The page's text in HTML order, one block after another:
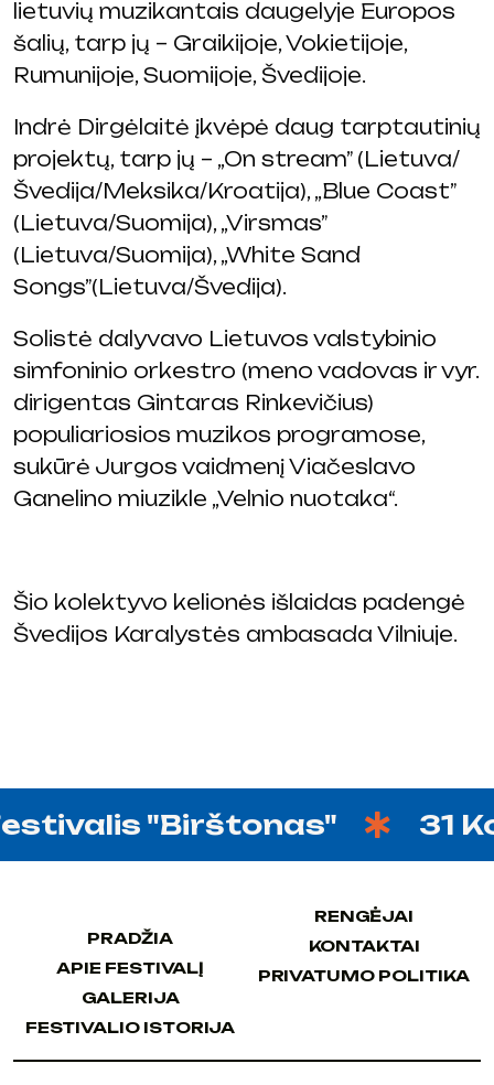
lietuvių muzikantais daugelyje Europos
šalių, tarp jų – Graikijoje, Vokietijoje,
Rumunijoje, Suomijoje, Švedijoje.
Indrė Dirgėlaitė įkvėpė daug tarptautinių
projektų, tarp jų – „On stream” (Lietuva/
Švedija/Meksika/Kroatija), „Blue Coast”
(Lietuva/Suomija), „Virsmas”
(Lietuva/Suomija), „White Sand
Songs”(Lietuva/Švedija).
Solistė dalyvavo Lietuvos valstybinio
simfoninio orkestro (meno vadovas ir vyr.
dirigentas Gintaras Rinkevičius)
populiariosios muzikos programose,
sukūrė Jurgos vaidmenį Viačeslavo
Ganelino miuzikle „Velnio nuotaka“.
Šio kolektyvo kelionės išlaidas padengė
Švedijos Karalystės ambasada Vilniuje.
"Birštonas" 31
PRADŽIA
APIE FESTIVALĮ
GALERIJA
FESTIVALIO ISTORIJA
RENGĖJAI
KONTAKTAI
PRIVATUMO POLITIKA